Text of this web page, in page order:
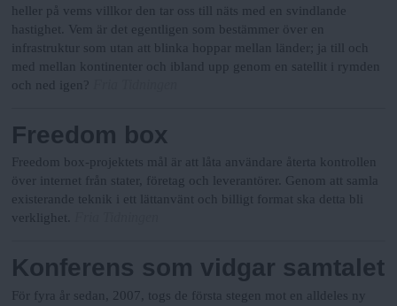
heller på vems villkor den tar oss till näts med en svindlande
hastighet. Vem är det egentligen som bestämmer över en
infrastruktur som utan att blinka hoppar mellan länder; ja till och
med mellan kontinenter och ibland upp genom en satellit i rymden
och ned igen?
Freedom box
Freedom box-projektets mål är att låta användare återta kontrollen
över internet från stater, företag och leverantörer. Genom att samla
existerande teknik i ett lättanvänt och billigt format ska detta bli
verklighet.
Konferens som vidgar samtalet
För fyra år sedan, 2007, togs de första stegen mot en alldeles ny